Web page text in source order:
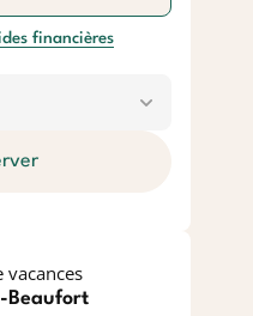
financières
vacances
Beaufort